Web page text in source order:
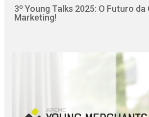
3º Young Talks 2025: O Futuro da
Marketing!